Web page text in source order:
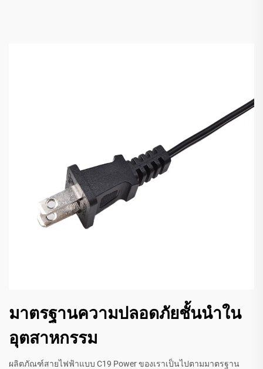
มาตรฐานความปลอดภัยชั้นนำใน
อุตสาหกรรม
ผลิตภัณฑ์สายไฟฟ้าแบบ C19 Power ของเราเป็นไปตามมาตรฐาน